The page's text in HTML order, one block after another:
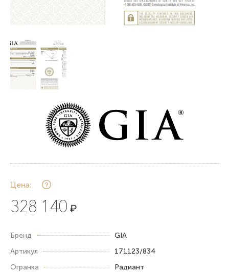
Цена:
328 140 ₽
Бренд
GIA
Артикул
171123/834
Огранка
Радиант